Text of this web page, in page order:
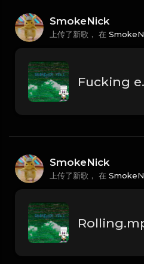
SmokeNick
上传了新歌， 在
Fucking
SmokeNick
上传了新歌， 在